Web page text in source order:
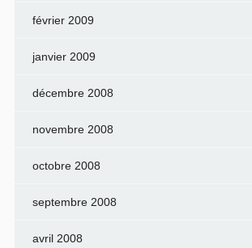
février 2009
janvier 2009
décembre 2008
novembre 2008
octobre 2008
septembre 2008
avril 2008